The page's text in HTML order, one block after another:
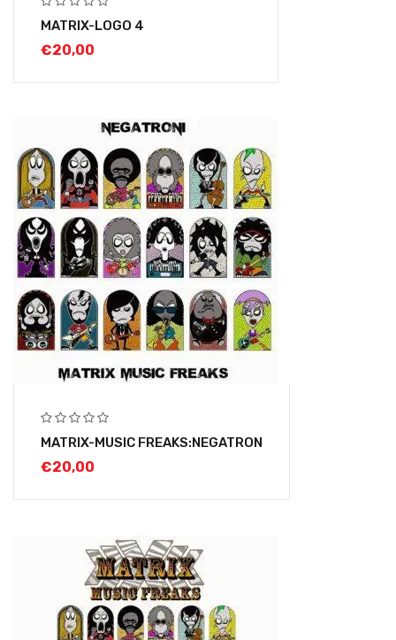
MATRIX-LOGO 4
€20,00
MATRIX-MUSIC FREAKS:NEGATRON
€20,00